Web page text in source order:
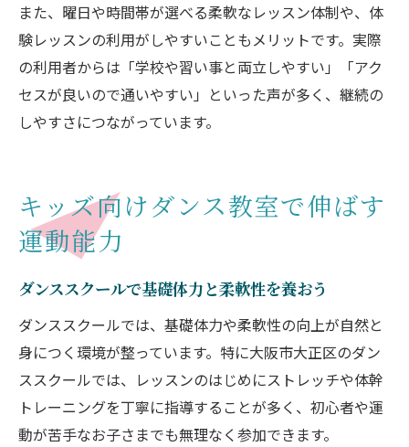
また、曜日や時間帯が選べる柔軟なレッスン体制や、体
験レッスンの利用がしやすいこともメリットです。実際
の利用者からは「学校や習い事と両立しやすい」「アク
セスが良いので通いやすい」といった声が多く、継続の
しやすさにつながっています。
キッズ向けダンス教室で伸ばす
運動能力
ダンススクールで基礎体力と柔軟性を養おう
ダンススクールでは、基礎体力や柔軟性の向上が自然と
身につく環境が整っています。特に大阪市大正区のダン
ススクールでは、レッスンのはじめにストレッチや体幹
トレーニングを丁寧に指導することが多く、初心者や運
動が苦手なお子さまでも無理なく参加できます。